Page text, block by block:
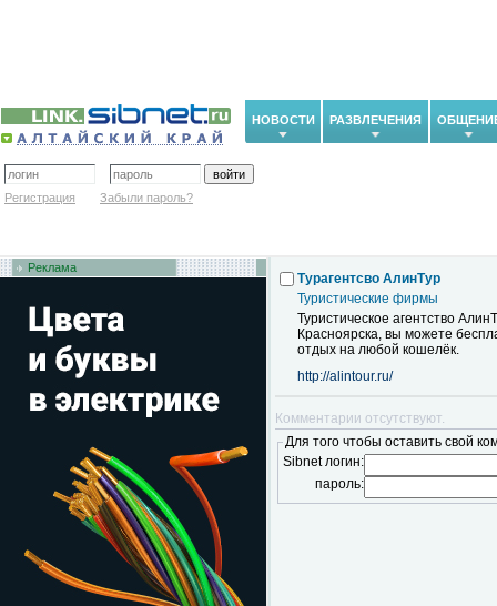
НОВОСТИ РАЗВЛЕЧЕНИЯ
Регистрация Забыли пароль?
Реклама
Турагентсво АлинТур
Туристические фирмы
Туристическое агентство
Красноярска, вы можете
отдых на любой кошелёк.
http://alintour.ru/
Комментарии отсутствуют.
Для того чтобы оставить свой
Sibnet логин:
пароль: